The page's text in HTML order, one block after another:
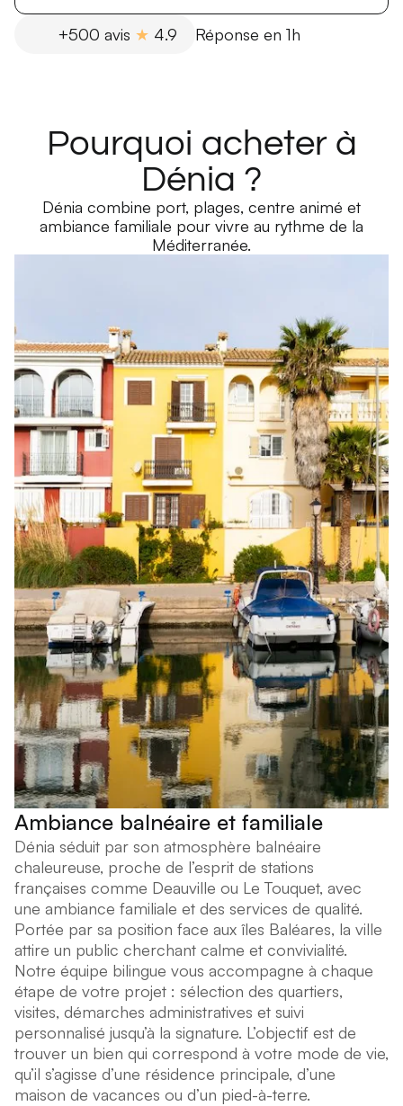
+500 avis ★ 4.9 Réponse en 1h
Pourquoi acheter à
Dénia ?
Dénia combine port, plages, centre animé et
ambiance familiale pour vivre au rythme de la
Méditerranée.
Ambiance balnéaire et familiale
Dénia séduit par son atmosphère balnéaire
chaleureuse, proche de l’esprit de stations
françaises comme Deauville ou Le Touquet, avec
une ambiance familiale et des services de qualité.
Portée par sa position face aux îles Baléares, la ville
attire un public cherchant calme et convivialité.
Notre équipe bilingue vous accompagne à chaque
étape de votre projet : sélection des quartiers,
visites, démarches administratives et suivi
personnalisé jusqu’à la signature. L’objectif est de
trouver un bien qui correspond à votre mode de vie,
qu’il s’agisse d’une résidence principale, d’une
maison de vacances ou d’un pied-à-terre.